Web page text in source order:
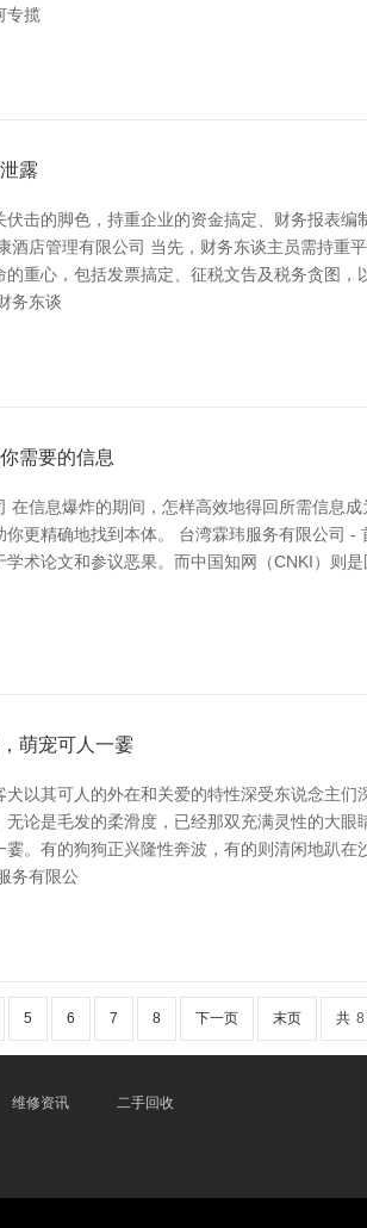
专揽
露
击的脚色，持重企业的资金搞定、财务报表
酒店管理有限公司 当先，财务东谈主员需持重
重心，包括发票搞定、征税文告及税务贪图
务东谈
需要的信息
在信息爆炸的期间，怎样高效地得回所需信息
更精确地找到本体。 台湾霖玮服务有限公司
术论文和参议恶果。而中国知网（CNKI）则
萌宠可人一霎
以其可人的外在和关爱的特性深受东说念主
论是毛发的柔滑度，已经那双充满灵性的大
。有的狗狗正兴隆性奔波，有的则清闲地趴
务有限公
5 6 7 8 下一页 末页 共 8
维修资讯 二手回收